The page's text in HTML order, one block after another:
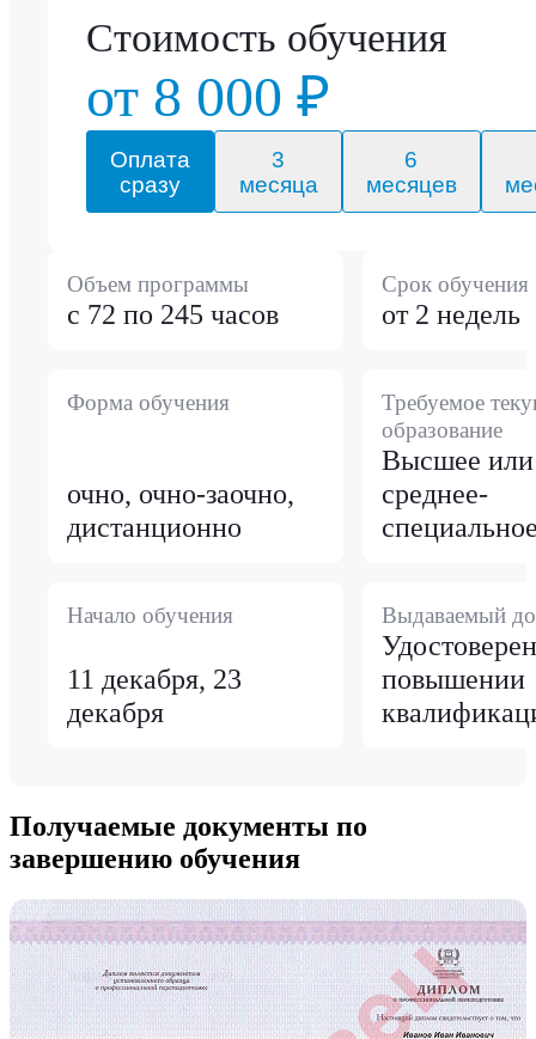
Стоимость обучения
от 8 000 ₽
Оплата
сразу
3
месяца
6
месяцев
Объем программы
с 72 по 245 часов
Срок обучения
от 2 недель
Форма обучения
очно, очно-заочно,
дистанционно
Требуемое
образование
Высшее или
среднее-
Начало обучения
11 декабря, 23
декабря
Выдаваемый
повышении
Получаемые документы по
завершению обучения